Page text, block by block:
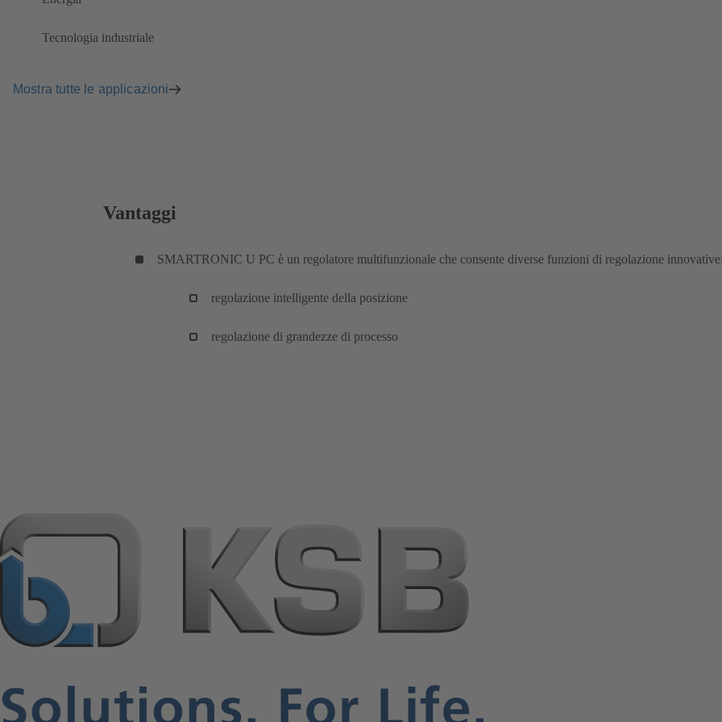
Tecnologia industriale
Mostra tutte le applicazioni
Vantaggi
SMARTRONIC U PC è un regolatore multifunzionale che consente diverse funzioni di regolazione
regolazione intelligente della posizione
regolazione di grandezze di processo